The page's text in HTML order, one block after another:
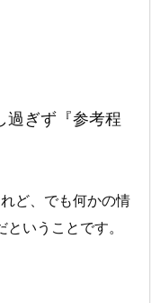
過ぎず『参考程
ど、でも何かの情
いうことです。